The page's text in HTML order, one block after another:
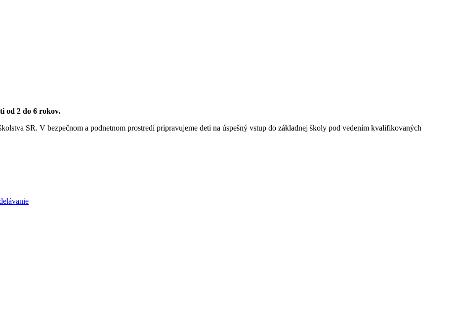
od 2 do 6 rokov.
SR. V bezpečnom a podnetnom prostredí pripravujeme deti na úspešný vstup do základnej školy pod vedením kvalifikovaných